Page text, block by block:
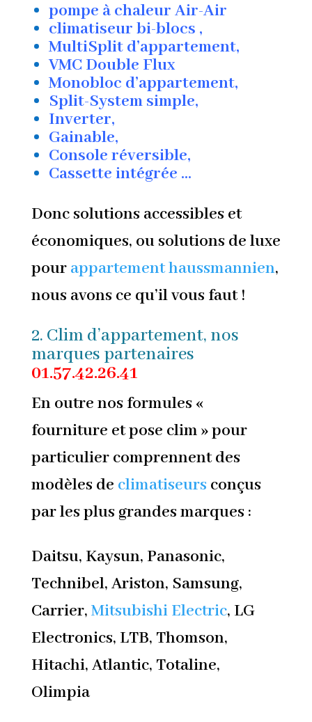
pompe à chaleur Air-Air
climatiseur bi-blocs ,
MultiSplit d’appartement,
VMC Double Flux
Monobloc d’appartement,
Split-System simple,
Inverter,
Gainable,
Console réversible,
Cassette intégrée …
Donc solutions accessibles et
économiques, ou solutions de luxe
pour appartement haussmannien,
nous avons ce qu’il vous faut !
2. Clim d’appartement, nos
marques partenaires
01.57.42.26.41
En outre nos formules «
fourniture et pose clim » pour
particulier comprennent des
modèles de climatiseurs conçus
par les plus grandes marques :
Daitsu, Kaysun, Panasonic,
Technibel, Ariston, Samsung,
Carrier, Mitsubishi Electric, LG
Electronics, LTB, Thomson,
Hitachi, Atlantic, Totaline,
Olimpia